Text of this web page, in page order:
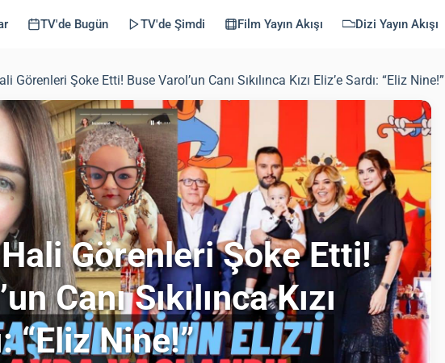
TV'de Bugün TV'de Şimdi Film Yayın Akışı Dizi Yayın Akışı
Görenleri Şoke Etti! Buse Varol’un Canı Sıkılınca Kızı Eliz’e Sardı: “Eliz Nine!”
Görenleri Şoke Etti!
Canı Sıkılınca Kızı
“Eliz Nine!”